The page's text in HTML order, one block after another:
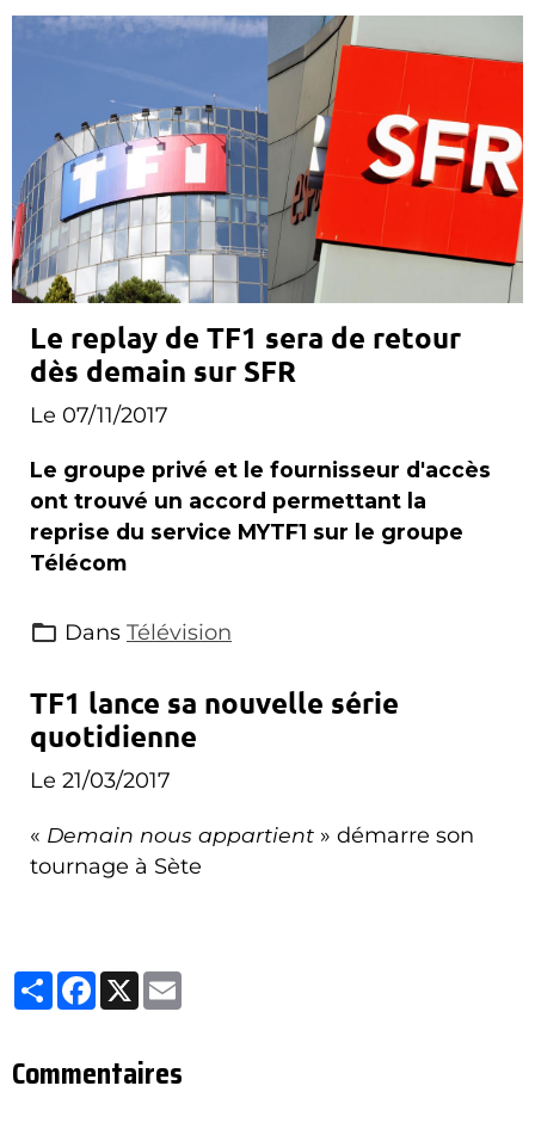
Le replay de TF1 sera de retour
dès demain sur SFR
Le 07/11/2017
Le groupe privé et le fournisseur d'accès
ont trouvé un accord permettant la
reprise du service MYTF1 sur le groupe
Télécom
Dans Télévision
TF1 lance sa nouvelle série
quotidienne
Le 21/03/2017
« Demain nous appartient » démarre son
tournage à Sète
Partager
Facebook
X
Commentaires